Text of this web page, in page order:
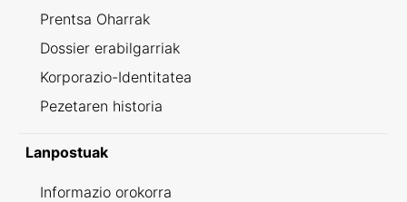
Prentsa Oharrak
Dossier erabilgarriak
Korporazio-Identitatea
Pezetaren historia
Lanpostuak
Informazio orokorra